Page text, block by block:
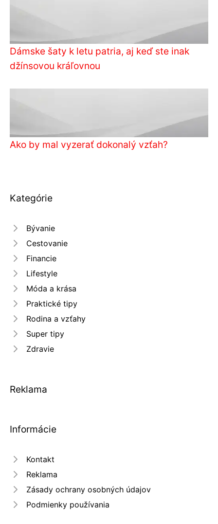
Dámske šaty k letu patria, aj keď ste inak
džínsovou kráľovnou
Ako by mal vyzerať dokonalý vzťah?
Kategórie
Bývanie
Cestovanie
Financie
Lifestyle
Móda a krása
Praktické tipy
Rodina a vzťahy
Super tipy
Zdravie
Reklama
Informácie
Kontakt
Reklama
Zásady ochrany osobných údajov
Podmienky používania